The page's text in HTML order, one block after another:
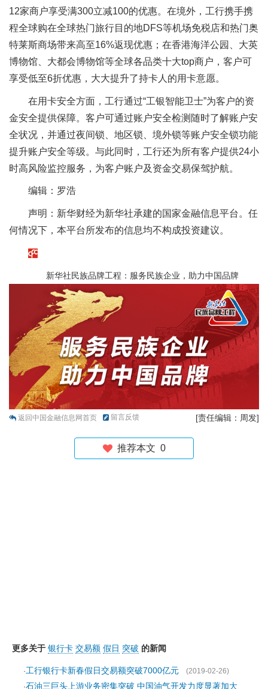
12家商户享受满300立减100的优惠。在境外，工行携手携
程全球购在全球热门旅行目的地DFS等机场免税店和热门奥
特莱斯商场带来高至16%返现优惠；在香港海洋公园、大英
博物馆、大都会博物馆等全球各品类十大top商户，客户可
享受低至6折优惠，大大提升了持卡人的用卡意愿。
在用卡安全方面，工行通过“工银智能卫士”为客户的资
金安全提供保障。客户可通过账户安全检测随时了解账户安
全状况，并通过夜间锁、地区锁、境外锁等账户安全锁功能
提升账户安全等级。与此同时，工行还为所有客户提供24小
时高风险监控服务，为客户账户及资金交易保驾护航。
编辑：罗浩
声明：新华财经为新华社承建的国家金融信息平台。任
何情况下，本平台所发布的信息均不构成投资建议。
新华社民族品牌工程：服务民族企业，助力中国品牌
返回中国金融信息网首页 留言反馈 [责任编辑：周发]
推荐本文 0
更多关于 银行卡 交易额 假日 突破 的新闻
·工行银行卡新春假日交易额突破7000亿元
(2019-02-26)
·石油三巨头上游业务密集突破 中国油气开发力度显著加大